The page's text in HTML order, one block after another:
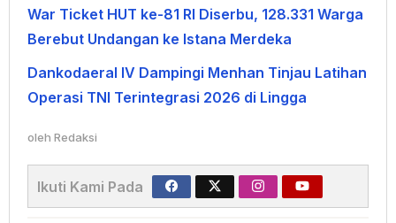
War Ticket HUT ke-81 RI Diserbu, 128.331 Warga
Berebut Undangan ke Istana Merdeka
Dankodaeral IV Dampingi Menhan Tinjau Latihan
Operasi TNI Terintegrasi 2026 di Lingga
oleh Redaksi
Ikuti Kami Pada